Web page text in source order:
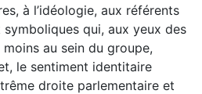
à l’idéologie, aux référents
qui, aux yeux des
au sein du groupe,
le sentiment identitaire
droite parlementaire et